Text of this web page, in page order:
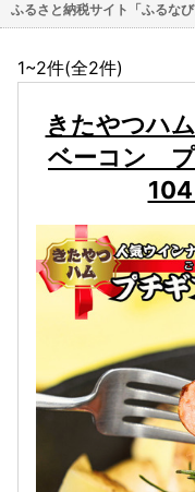
ふるさと納税サイト「ふるなび
1~2件(全2件)
きたやつハ
ベーコン プ
104